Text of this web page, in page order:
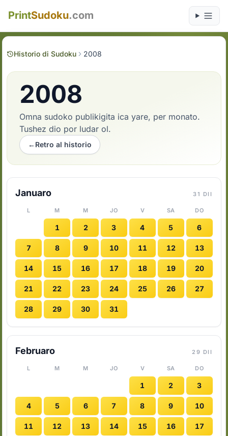
PrintSudoku.com
Historio di Sudoku 2008
2008
Omna sudoko publikigita ica yare, per monato.
Tushez dio por ludar ol.
←Retro al historio
Januaro 31 DII
L M M JO V SA DO
1 2 3 4 5 6
7 8 9 10 11 12 13
14 15 16 17 18 19 20
21 22 23 24 25 26 27
28 29 30 31
Februaro 29 DII
L M M JO V SA DO
1 2 3
4 5 6 7 8 9 10
11 12 13 14 15 16 17